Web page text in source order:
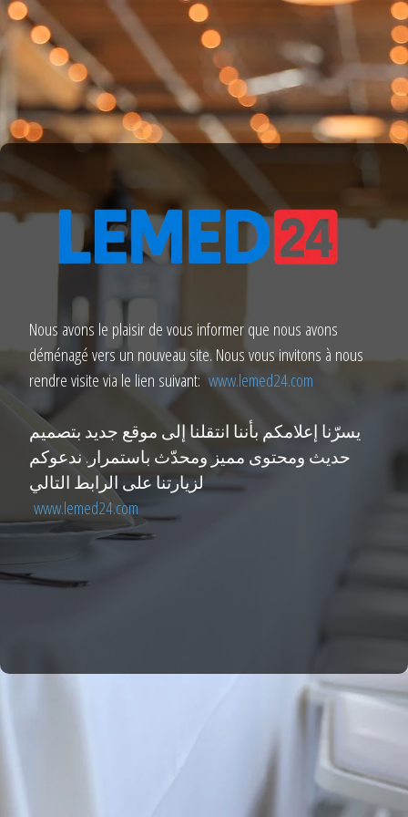
Nous avons le plaisir de vous informer que nous avons
déménagé vers un nouveau site. Nous vous invitons à nous
rendre visite via le lien suivant:www.lemed24.com
يسرّنا إعلامكم بأننا انتقلنا إلى موقع جديد بتصميم
حديث ومحتوى مميز ومحدّث باستمرار. ندعوكم
لزيارتنا على الرابط التالي
www.lemed24.com